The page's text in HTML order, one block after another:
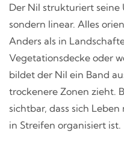
Der Nil strukturiert
sondern linear. Alles
Anders als in
Vegetationsdecke oder
bildet der Nil ein Band
trockenere Zonen zieht.
sichtbar, dass sich
in Streifen organisiert ist.